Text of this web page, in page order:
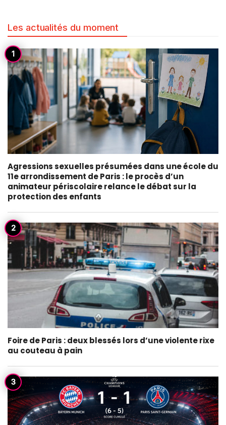
Les actualités du moment
Agressions sexuelles présumées dans une école du
11e arrondissement de Paris : le procès d’un
animateur périscolaire relance le débat sur la
protection des enfants
Foire de Paris : deux blessés lors d’une violente rixe
au couteau à pain